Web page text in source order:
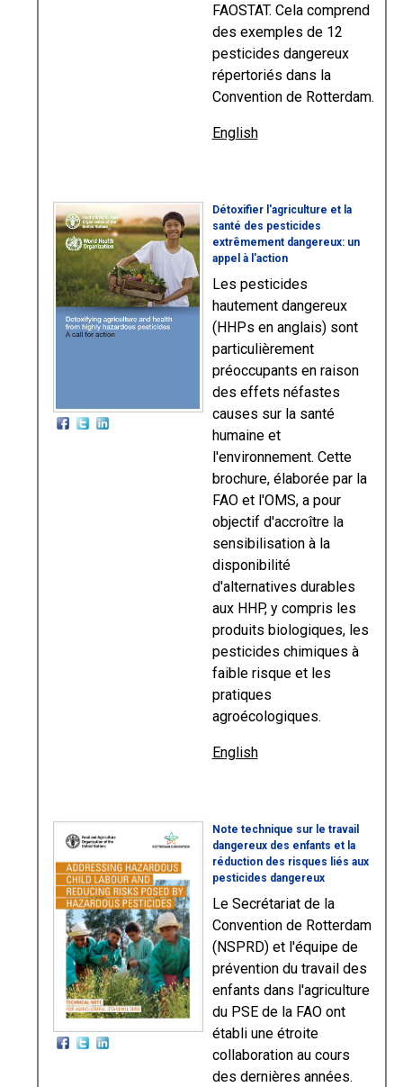
FAOSTAT. Cela comprend
des exemples de 12
pesticides dangereux
répertoriés dans la
Convention de Rotterdam.
English
Détoxifier l'agriculture et la
santé des pesticides
extrêmement dangereux: un
appel à l'action
Les pesticides
hautement dangereux
(HHPs en anglais) sont
particulièrement
préoccupants en raison
des effets néfastes
causes sur la santé
humaine et
l'environnement. Cette
brochure, élaborée par la
FAO et l'OMS, a pour
objectif d'accroître la
sensibilisation à la
disponibilité
d'alternatives durables
aux HHP, y compris les
produits biologiques, les
pesticides chimiques à
faible risque et les
pratiques
agroécologiques.
English
Note technique sur le travail
dangereux des enfants et la
réduction des risques liés aux
pesticides dangereux
Le Secrétariat de la
Convention de Rotterdam
(NSPRD) et l'équipe de
prévention du travail des
enfants dans l'agriculture
du PSE de la FAO ont
établi une étroite
collaboration au cours
des dernières années.